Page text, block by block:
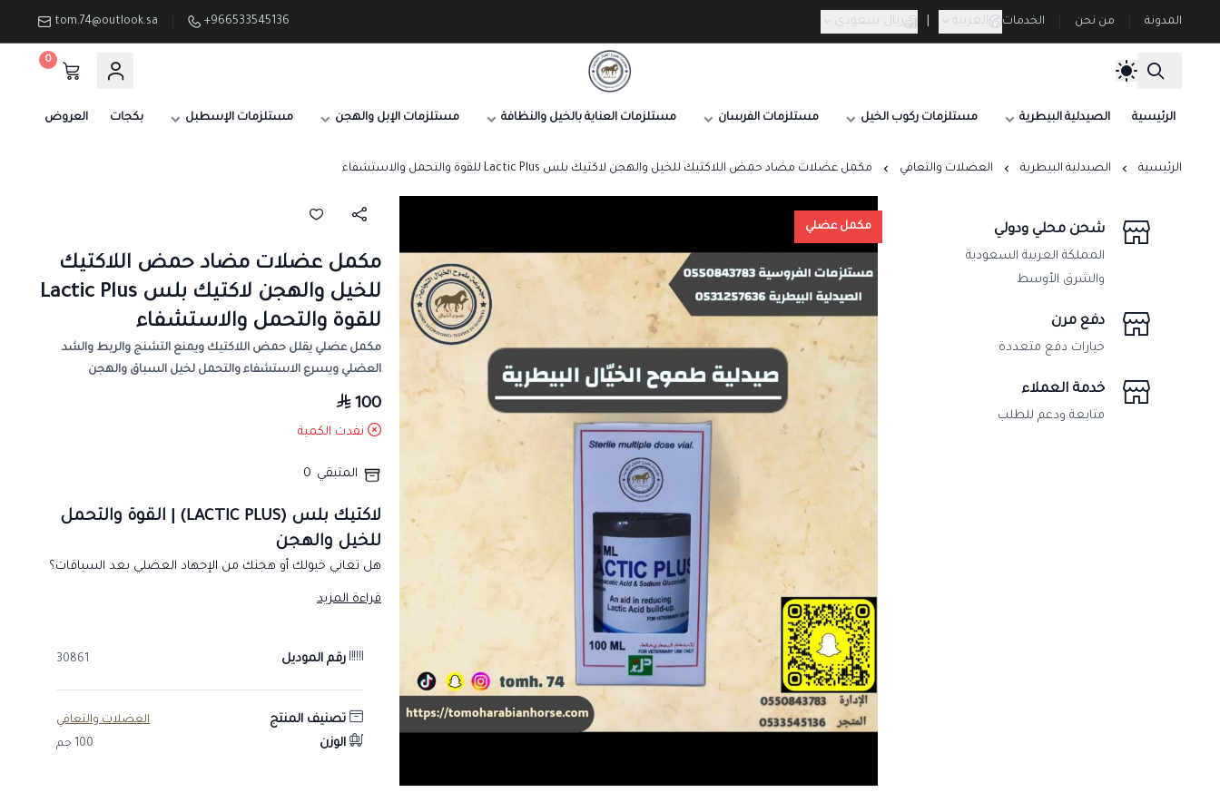
المدونة من نحن الخدمات العربية ريال سعودي +966533545136
tom.74@outlook.sa
صيدلية طموح الخيال البيطرية
0
الرئيسية الصيدلية البيطرية مستلزمات ركوب الخيل مستلزمات الفرسان مستلزمات العناية بالخيل والنظافة مستلزمات الإبل والهجن مستلزمات الإسطبل بكجات العروض
الرئيسية الصيدلية البيطرية العضلات والتعافي مكمل عضلات مضاد حمض اللاكتيك للخيل والهجن لاكتيك بلس Lactic Plus للقوة والتحمل والاستشفاء
مكمل عضلي
مكمل عضلات مضاد حمض اللاكتيك
للخيل والهجن لاكتيك بلس Lactic Plus
للقوة والتحمل والاستشفاء
مكمل عضلي يقلل حمض اللاكتيك ويمنع التشنج والربط والشد
العضلي ويسرع الاستشفاء والتحمل لخيل السباق والهجن
100
نفدت الكمية
المتبقي 0
لاكتيك بلس (LACTIC PLUS) | القوة والتحمل
للخيل والهجن
هل تعاني خيولك أو هجنك من الإجهاد العضلي بعد السباقات؟
لاكتيك بلس
ويسمح للحيوان بالاستمرار في العطاء بأعلى كفاءة.
قراءة المزيد
رقم الموديل 30861
تصنيف المنتج العضلات والتعافي
الوزن 100 جم
شحن محلي ودولي
المملكة العربية السعودية
والشرق الأوسط
دفع مرن
خيارات دفع متعددة
خدمة العملاء
متابعة ودعم للطلب